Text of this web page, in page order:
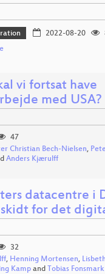
2022-08-20
vi fortsat have
med USA?
47
Christian Bech-Nielsen,
Anders Kjærulff
datacentre i
for det
32
, Henning Mortensen,
Kamp and Tobias Fonsmark